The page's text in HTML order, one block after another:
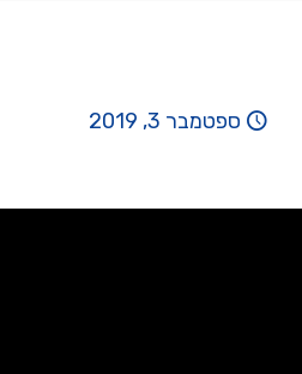
ספטמבר 3, 2019